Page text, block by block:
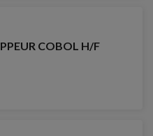
COBOL H/F